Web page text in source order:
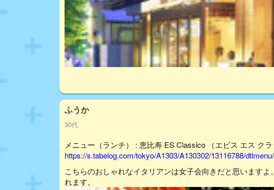
ふうか
30代
メニュー（ランチ） : 恵比寿 ES Classico （エビス エス ク
https://s.tabelog.com/tokyo/A1303/A130302/13116788/
こちらのおしゃれなイタリアンは女子会向きだと思います
れます。